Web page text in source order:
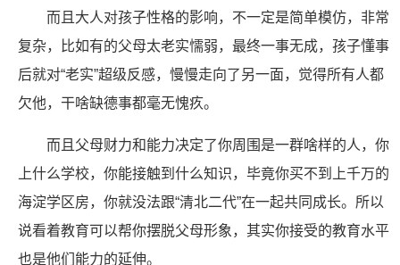
而且大人对孩子性格的影响，不一定是简单模仿，非常
复杂，比如有的父母太老实懦弱，最终一事无成，孩子懂事
后就对“老实”超级反感，慢慢走向了另一面，觉得所有人都
欠他，干啥缺德事都毫无愧疚。
而且父母财力和能力决定了你周围是一群啥样的人，你
上什么学校，你能接触到什么知识，毕竟你买不到上千万的
海淀学区房，你就没法跟“清北二代”在一起共同成长。所以
说看着教育可以帮你摆脱父母形象，其实你接受的教育水平
也是他们能力的延伸。